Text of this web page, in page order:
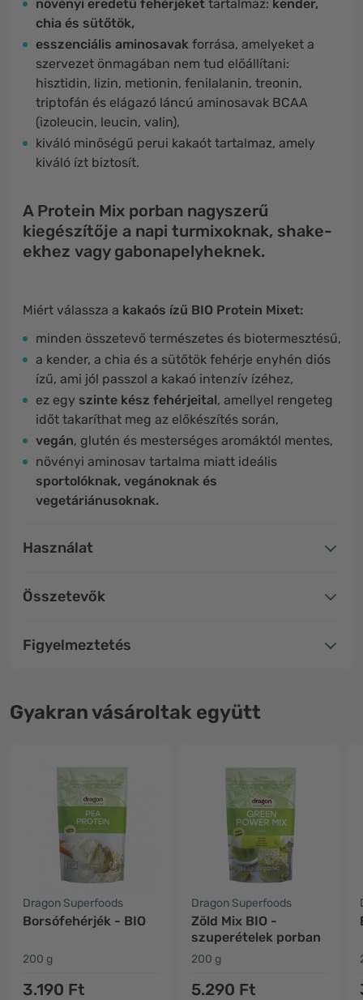
növényi eredetű fehérjéket tartalmaz: kender,
chia és sütőtök,
esszenciális aminosavak forrása, amelyeket a
szervezet önmagában nem tud előállítani:
hisztidin, lizin, metionin, fenilalanin, treonin,
triptofán és elágazó láncú aminosavak BCAA
(izoleucin, leucin, valin),
kiváló minőségű perui kakaót tartalmaz, amely
kiváló ízt biztosít.
A Protein Mix porban nagyszerű
kiegészítője a napi turmixoknak, shake-
ekhez vagy gabonapelyheknek.
Miért válassza a kakaós ízű BIO Protein Mixet:
minden összetevő természetes és biotermesztésű,
a kender, a chia és a sütőtök fehérje enyhén diós
ízű, ami jól passzol a kakaó intenzív ízéhez,
ez egy szinte kész fehérjeital, amellyel rengeteg
időt takaríthat meg az előkészítés során,
vegán, glutén és mesterséges aromáktól mentes,
növényi aminosav tartalma miatt ideális
sportolóknak, vegánoknak és
vegetáriánusoknak.
Használat
Összetevők
Figyelmeztetés
Gyakran vásároltak együtt
Dragon Superfoods
Borsófehérjék - BIO
200 g
3.190 Ft
Dragon Superfoods
Zöld Mix BIO -
szuperételek porban
200 g
5.290 Ft